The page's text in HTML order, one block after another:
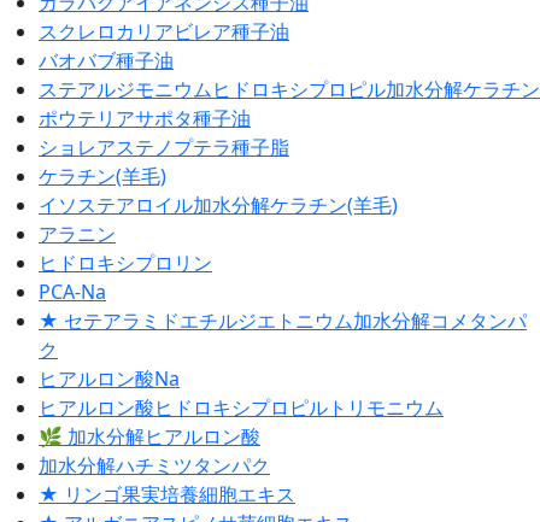
スクレロカリアビレア種子油
バオバブ種子油
ステアルジモニウムヒドロキシプロピル加水分解ケラチン
ポウテリアサポタ種子油
ショレアステノプテラ種子脂
ケラチン(羊毛)
イソステアロイル加水分解ケラチン(羊毛)
アラニン
ヒドロキシプロリン
PCA-Na
★ セテアラミドエチルジエトニウム加水分解コメタンパ
ク
ヒアルロン酸Na
ヒアルロン酸ヒドロキシプロピルトリモニウム
🌿 加水分解ヒアルロン酸
加水分解ハチミツタンパク
★ リンゴ果実培養細胞エキス